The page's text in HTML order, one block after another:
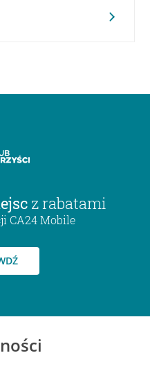
z rabatami
CA24 Mobile